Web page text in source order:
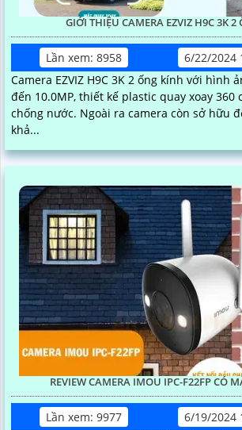
GIỚI THIỆU CAMERA EZVIZ H9C 3K 2
Lần xem: 8958
6/22/2024
Camera EZVIZ H9C 3K 2 ống kính với hình
đến 10.0MP, thiết kế plastic quay xoay 360
chống nước. Ngoài ra camera còn sở hữu đèn LED trợ sáng,
khả...
REVIEW CAMERA IMOU IPC-F22FP CÓ
Lần xem: 9977
6/19/2024